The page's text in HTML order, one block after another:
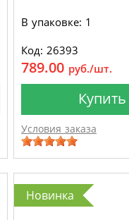
В упаковке: 1
Код: 26393
789.00 руб./шт.
Купить
Условия заказа
Новинка